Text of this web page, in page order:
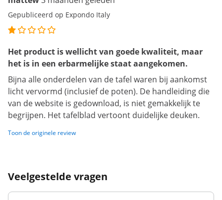
Gepubliceerd op Expondo Italy
Het product is wellicht van goede kwaliteit, maar
het is in een erbarmelijke staat aangekomen.
Bijna alle onderdelen van de tafel waren bij aankomst
licht vervormd (inclusief de poten). De handleiding die
van de website is gedownload, is niet gemakkelijk te
begrijpen. Het tafelblad vertoont duidelijke deuken.
Toon de originele review
Veelgestelde vragen